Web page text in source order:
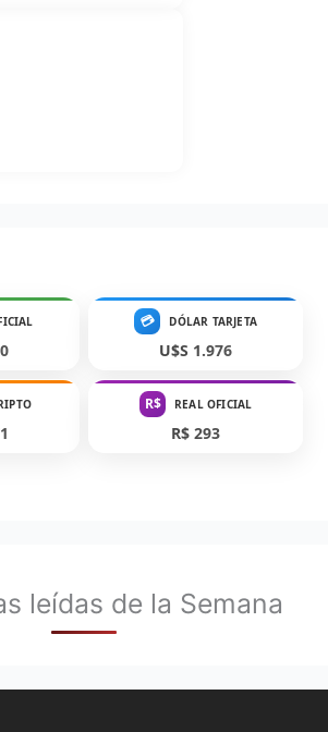
💳 DÓLAR TARJETA
U$S 1.976
R$ REAL OFICIAL
R$ 293
leídas de la Semana